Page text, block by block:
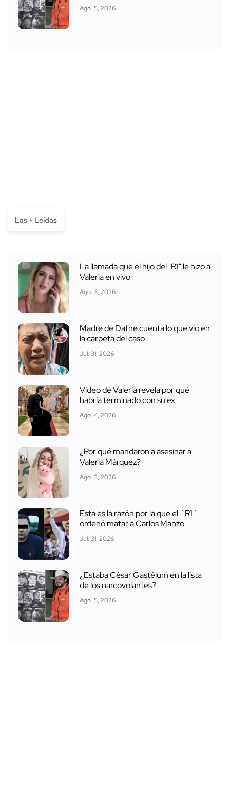
Ago. 5, 2026
Las + Leídas
La llamada que el hijo del "R1" le hizo a
Valeria en vivo
Ago. 3, 2026
Madre de Dafne cuenta lo que vio en
la carpeta del caso
Jul. 31, 2026
Video de Valeria revela por qué
habría terminado con su ex
Ago. 4, 2026
¿Por qué mandaron a asesinar a
Valeria Márquez?
Ago. 3, 2026
Esta es la razón por la que el ´R1´
ordenó matar a Carlos Manzo
Jul. 31, 2026
¿Estaba César Gastélum en la lista
de los narcovolantes?
Ago. 5, 2026